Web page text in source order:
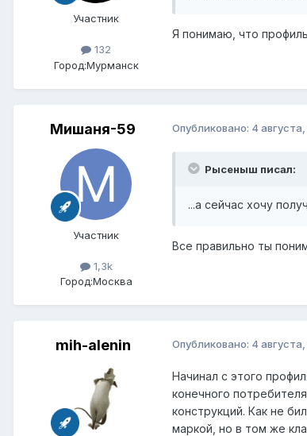
Участник
132
Город:Мурманск
Я понимаю, что
Мишаня-59
Участник
1,3k
Город:Москва
Опубликовано: 4
Рысеныш писал:
...а сейчас хочу
Все правильно ты
mih-alenin Опубликовано: 4
Начинал с этого
конечного
конструкций. Как не
маркой, но в том же